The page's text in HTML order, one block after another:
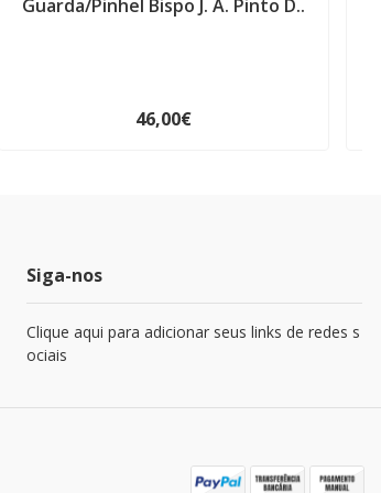
Guarda/Pinhel Bispo J. A. Pinto D..
46,00€
Siga-nos
Clique aqui para adicionar seus links de redes s
ociais